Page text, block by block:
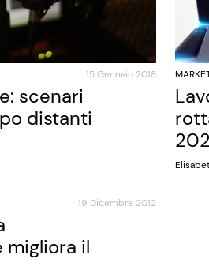
15 Gennaio 2018
scenari
distanti
19 Dicembre 2012
migliora il